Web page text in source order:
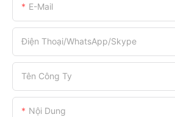
E-Mail
Điện Thoại/WhatsApp/Skype
Tên Công Ty
Nội Dung